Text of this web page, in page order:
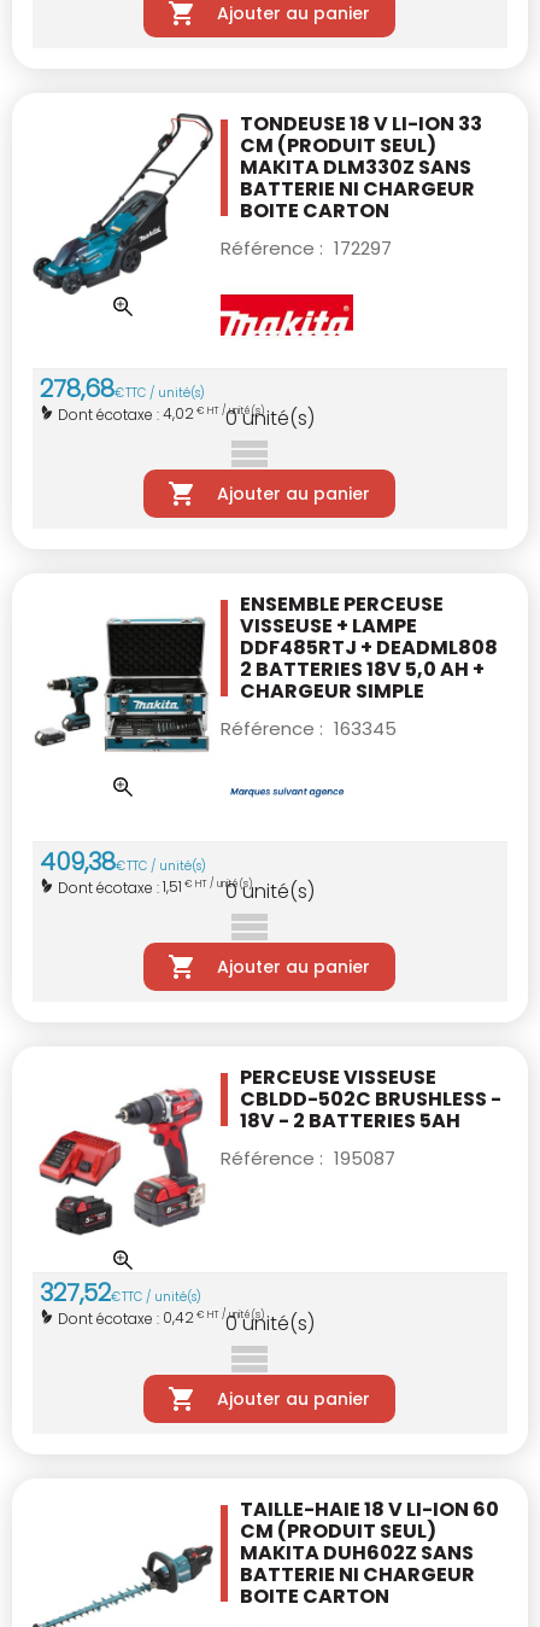
Ajouter au panier
TONDEUSE 18 V LI-ION 33
CM (PRODUIT SEUL)
MAKITA DLM330Z SANS
BATTERIE NI CHARGEUR
BOITE CARTON
Référence : 172297
278,68€TTC / unité(s)
Dont écotaxe :4,02€ HT / unité(s)
0unité(s)
Ajouter au panier
ENSEMBLE PERCEUSE
VISSEUSE + LAMPE
DDF485RTJ + DEADML808
2 BATTERIES 18V5,0 AH +
CHARGEUR SIMPLE
Référence : 163345
409,38€TTC / unité(s)
Dont écotaxe :1,51 € HT / unité(s)
0unité(s)
Ajouter au panier
PERCEUSE VISSEUSE
CBLDD-502C BRUSHLESS -
18V - 2 BATTERIES 5AH
Référence : 195087
327,52€TTC / unité(s)
Dont écotaxe : 0,42€ HT / unité(s)
0 unité(s)
Ajouter au panier
TAILLE-HAIE 18 V LI-ION 60
CM (PRODUIT SEUL)
MAKITA DUH602Z SANS
BATTERIE NI CHARGEUR
BOITE CARTON